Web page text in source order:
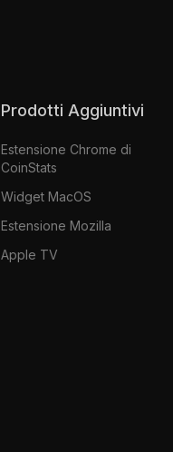
Prodotti Aggiuntivi
Estensione Chrome di
CoinStats
Widget MacOS
Estensione Mozilla
Apple TV